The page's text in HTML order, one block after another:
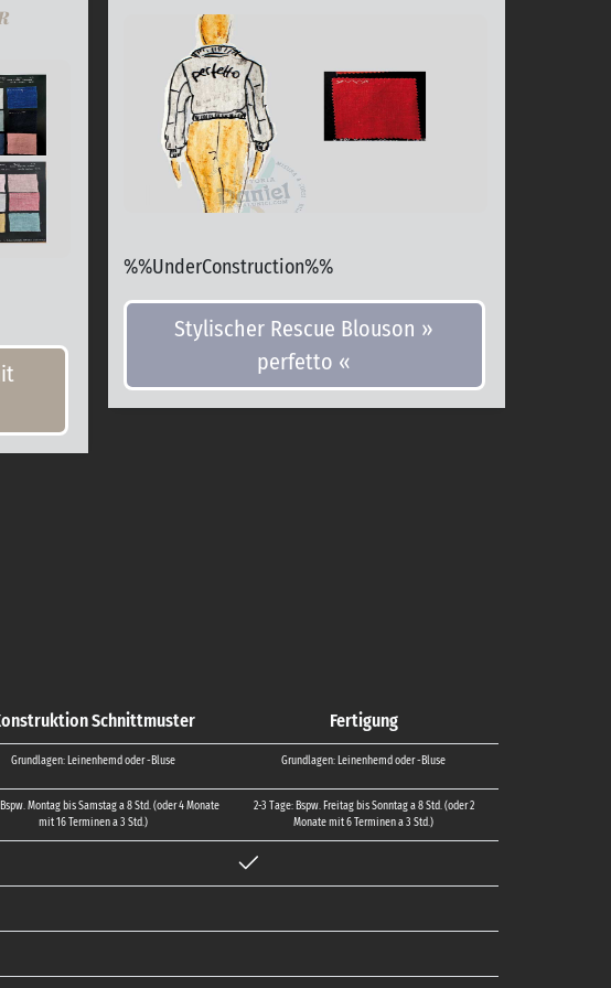
%%UnderConstruction%%
Stylischer Rescue Blouson »
perfetto «
Schnittmuster Fertigung
Grundlagen: Leinenhemd oder -Bluse Grundlagen: Leinenhemd oder -Bluse
Montag bis Samstag a 8 Std. (oder 4 Monate
mit 16 Terminen a 3 Std.)
2-3 Tage: Bspw. Freitag bis Sonntag a 8 Std. (oder 2
Monate mit 6 Terminen a 3 Std.)